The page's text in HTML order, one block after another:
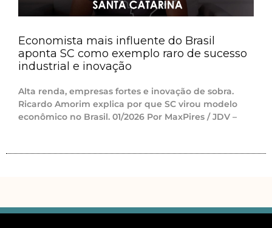
Economista mais influente do Brasil
aponta SC como exemplo raro de sucesso
industrial e inovação
Alta renda, empresas fortes e inovação de sobra.
Ricardo Amorim explica por que SC virou modelo
econômico no Brasil. 01/2026 Por MaxPires / JDV –